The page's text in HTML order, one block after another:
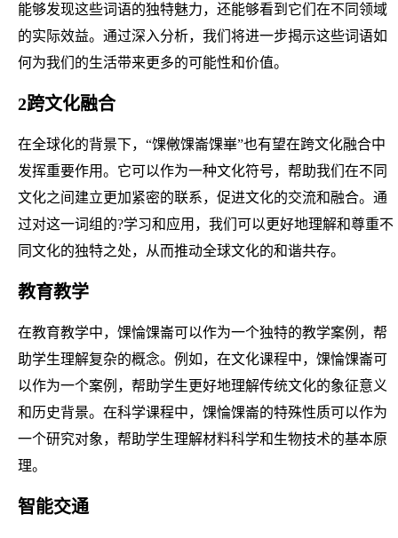
能够发现这些词语的独特魅力，还能够看到它们在不同领域
的实际效益。通过深入分析，我们将进一步揭示这些词语如
何为我们的生活带来更多的可能性和价值。
2跨文化融合
在全球化的背景下，“馃敒馃崙馃崋”也有望在跨文化融合中
发挥重要作用。它可以作为一种文化符号，帮助我们在不同
文化之间建立更加紧密的联系，促进文化的交流和融合。通
过对这一词组的?学习和应用，我们可以更好地理解和尊重不
同文化的独特之处，从而推动全球文化的和谐共存。
教育教学
在教育教学中，馃惀馃崙可以作为一个独特的教学案例，帮
助学生理解复杂的概念。例如，在文化课程中，馃惀馃崙可
以作为一个案例，帮助学生更好地理解传统文化的象征意义
和历史背景。在科学课程中，馃惀馃崙的特殊性质可以作为
一个研究对象，帮助学生理解材料科学和生物技术的基本原
理。
智能交通